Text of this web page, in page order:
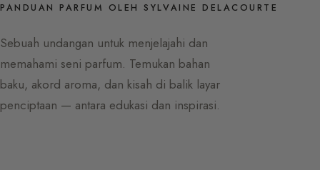
PANDUAN PARFUM OLEH SYLVAINE DELACOURTE
Sebuah undangan untuk menjelajahi dan
memahami seni parfum. Temukan bahan
baku, akord aroma, dan kisah di balik layar
penciptaan — antara edukasi dan inspirasi.